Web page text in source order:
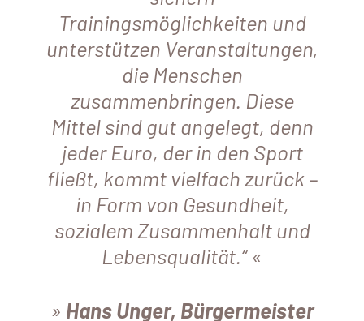
Trainingsmöglichkeiten und
unterstützen Veranstaltungen,
die Menschen
zusammenbringen. Diese
Mittel sind gut angelegt, denn
jeder Euro, der in den Sport
fließt, kommt vielfach zurück –
in Form von Gesundheit,
sozialem Zusammenhalt und
Lebensqualität.“
Hans Unger, Bürgermeister